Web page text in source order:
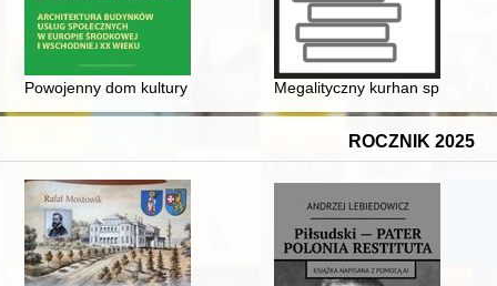
czasopism numizmatycznych wydawanych aktualnie przez
Powojenny dom kultury : modernizm, modernizacja, socrealizm =
Megalityczny kurhan sprzed
ROCZNIK 2025